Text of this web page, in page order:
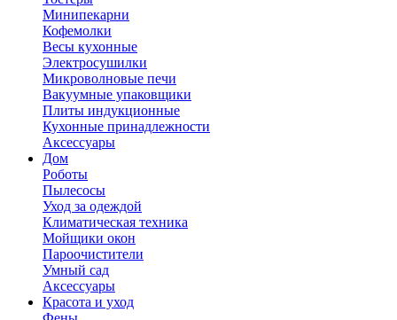
Минипекарни
Кофемолки
Весы кухонные
Электросушилки
Микроволновые печи
Вакуумные упаковщики
Плиты индукционные
Кухонные принадлежности
Аксессуары
Дом
Роботы
Пылесосы
Уход за одеждой
Климатическая техника
Мойщики окон
Пароочистители
Умный сад
Аксессуары
Красота и уход